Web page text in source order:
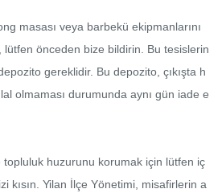
masası veya barbekü ekipmanlarını
lütfen önceden bize bildirin. Bu tesislerin
gereklidir. Bu depozito, çıkışta h
olmaması durumunda aynı gün iade e
topluluk huzurunu korumak için lütfen iç
kısın. Yilan İlçe Yönetimi, misafirlerin a